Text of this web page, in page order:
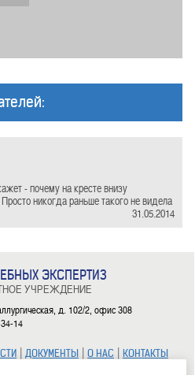
- почему на кресте внизу
никогда раньше такого не видела
31.05.2014
ЭКСПЕРТИЗ
УЧРЕЖДЕНИЕ
д. 102/2, офис 308
14
| ДОКУМЕНТЫ | О НАС | КОНТАКТЫ